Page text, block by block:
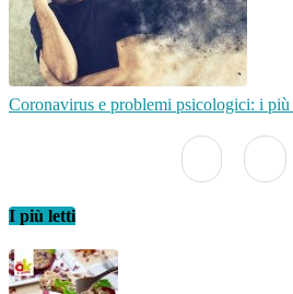
Coronavirus e problemi psicologici: i
I più letti